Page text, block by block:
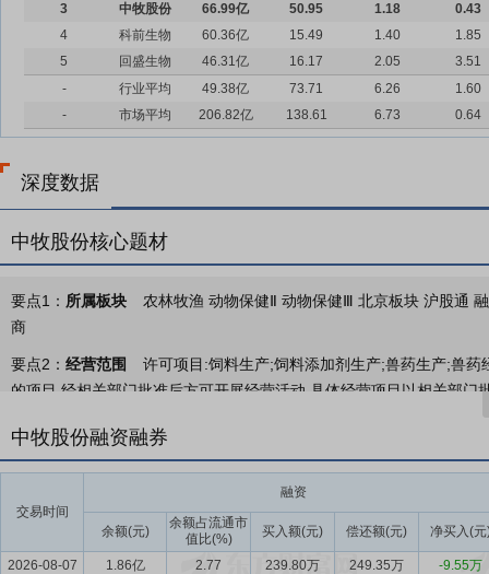
3
中牧股份 66.99亿 50.95 1.18
0.43
4
科前生物 60.36亿 15.49 1.40
1.85
5
回盛生物 46.31亿 16.17 2.05
3.51
-
行业平均 49.38亿 73.71 6.26
1.60
-
市场平均 206.82亿 138.61 6.73 0.64
深度数据
中牧股份核心题材
要点1： 所属板块
农林牧渔 动物保健Ⅱ 动物保健Ⅲ 北京板块 沪股通
商
要点2： 经营范围
许可项目:饲料生产;饲料添加剂生产;兽药生产;兽
的项目,经相关部门批准后方可开展经营活动,具体经营项目以相关部
术交流、技术转让、技术推广;货物进出口;技术进出口;进出口代理;宠
售;消毒剂销售(不含危险化学品);装卸搬运;普通货物仓储服务(不含危
经批准的项目外,凭营业执照依法自主开展经营活动)(不得从事国家和
兽用生物制品
兽用生物制品，主要有禽用疫苗、畜用疫苗
产品、口蹄疫类疫苗、ST猪瘟疫苗、猪圆环病毒灭活疫苗、猪伪狂犬
中牧股份融资融券
交易时间
融资
余额(元)
余额占流通市
值比(%)
买入额(元) 偿还额(元) 净买入(元
2026-08-07 1.86亿 2.77 239.80万 249.35万
-9.55万